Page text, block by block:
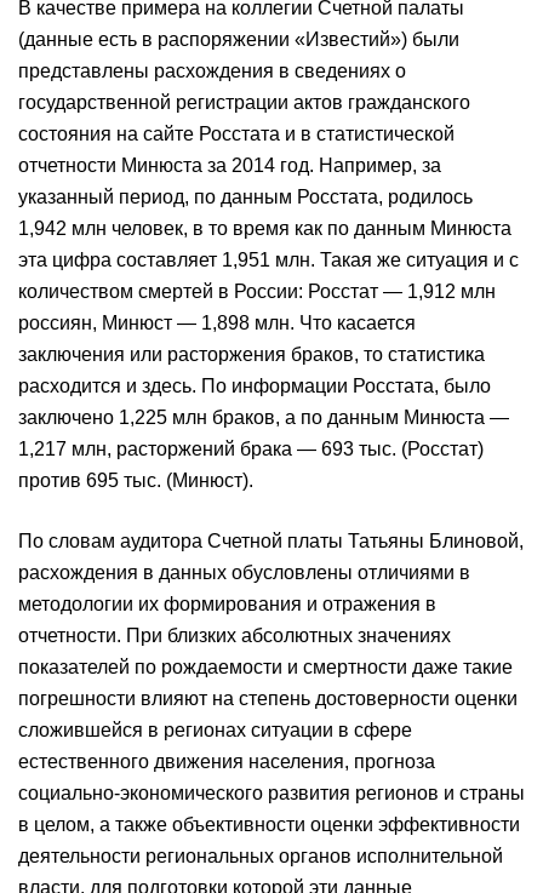
В качестве примера на коллегии Счетной палаты
(данные есть в распоряжении «Известий») были
представлены расхождения в сведениях о
государственной регистрации актов гражданского
состояния на сайте Росстата и в статистической
отчетности Минюста за 2014 год. Например, за
указанный период, по данным Росстата, родилось
1,942 млн человек, в то время как по данным Минюста
эта цифра составляет 1,951 млн. Такая же ситуация и с
количеством смертей в России: Росстат — 1,912 млн
россиян, Минюст — 1,898 млн. Что касается
заключения или расторжения браков, то статистика
расходится и здесь. По информации Росстата, было
заключено 1,225 млн браков, а по данным Минюста —
1,217 млн, расторжений брака — 693 тыс. (Росстат)
против 695 тыс. (Минюст).
По словам аудитора Счетной платы Татьяны Блиновой,
расхождения в данных обусловлены отличиями в
методологии их формирования и отражения в
отчетности. При близких абсолютных значениях
показателей по рождаемости и смертности даже такие
погрешности влияют на степень достоверности оценки
сложившейся в регионах ситуации в сфере
естественного движения населения, прогноза
социально-экономического развития регионов и страны
в целом, а также объективности оценки эффективности
деятельности региональных органов исполнительной
власти, для подготовки которой эти данные